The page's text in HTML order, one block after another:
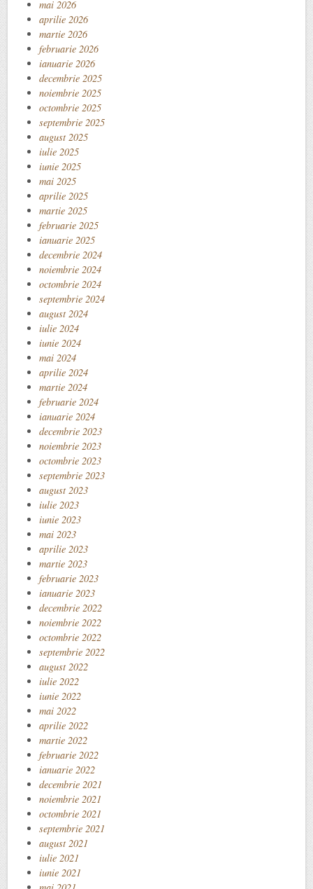
mai 2026
aprilie 2026
martie 2026
februarie 2026
ianuarie 2026
decembrie 2025
noiembrie 2025
octombrie 2025
septembrie 2025
august 2025
iulie 2025
iunie 2025
mai 2025
aprilie 2025
martie 2025
februarie 2025
ianuarie 2025
decembrie 2024
noiembrie 2024
octombrie 2024
septembrie 2024
august 2024
iulie 2024
iunie 2024
mai 2024
aprilie 2024
martie 2024
februarie 2024
ianuarie 2024
decembrie 2023
noiembrie 2023
octombrie 2023
septembrie 2023
august 2023
iulie 2023
iunie 2023
mai 2023
aprilie 2023
martie 2023
februarie 2023
ianuarie 2023
decembrie 2022
noiembrie 2022
octombrie 2022
septembrie 2022
august 2022
iulie 2022
iunie 2022
mai 2022
aprilie 2022
martie 2022
februarie 2022
ianuarie 2022
decembrie 2021
noiembrie 2021
octombrie 2021
septembrie 2021
august 2021
iulie 2021
iunie 2021